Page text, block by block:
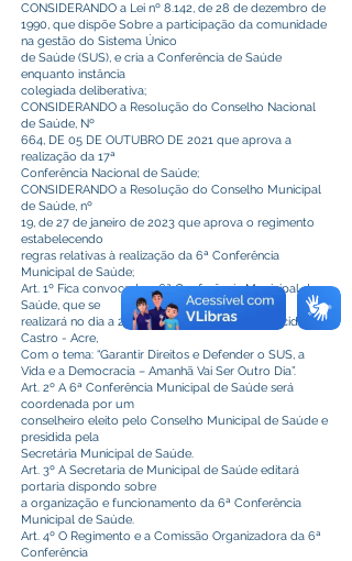
CONSIDERANDO a Lei nº 8.142, de 28 de dezembro de
1990, que dispõe Sobre a participação da comunidade
na gestão do Sistema Único
de Saúde (SUS), e cria a Conferência de Saúde
enquanto instância
colegiada deliberativa;
CONSIDERANDO a Resolução do Conselho Nacional
de Saúde, Nº
664, DE 05 DE OUTUBRO DE 2021 que aprova a
realização da 17ª
Conferência Nacional de Saúde;
CONSIDERANDO a Resolução do Conselho Municipal
de Saúde, nº
19, de 27 de janeiro de 2023 que aprova o regimento
estabelecendo
regras relativas à realização da 6ª Conferência
Municipal de Saúde;
Art. 1º Fica convocada a 6ª Conferência Municipal de
Saúde, que se
realizará no dia a 28 de marco de 2023, em Plácido de
Castro - Acre,
Com o tema: “Garantir Direitos e Defender o SUS, a
Vida e a Democracia – Amanhã Vai Ser Outro Dia”.
Art. 2º A 6ª Conferência Municipal de Saúde será
coordenada por um
conselheiro eleito pelo Conselho Municipal de Saúde e
presidida pela
Secretária Municipal de Saúde.
Art. 3º A Secretaria de Municipal de Saúde editará
portaria dispondo sobre
a organização e funcionamento da 6ª Conferência
Municipal de Saúde.
Art. 4º O Regimento e a Comissão Organizadora da 6ª
Conferência